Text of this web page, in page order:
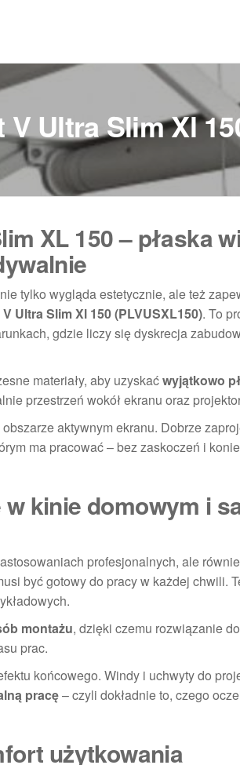
Ultra Slim Xl
XL 150 – płaska
tylko wygląda estetycznie, ale też
Ultra Slim Xl 150 (PLVUSXL150). To
gdzie liczy się dyskrecja
materiały, aby uzyskaćwyjątkowo
przestrzeń wokół ekranu oraz
aktywnym ekranu. Dobrze
ma pracować – bez zaskoczeń i
kinie domowym i
profesjonalnych, ale
być gotowy do pracy w każdej chwili.
montażu, dzięki czemu rozwiązanie
prac.
końcowego. Windy i uchwyty do
pracę– czyli dokładnie to, czego
użytkowania